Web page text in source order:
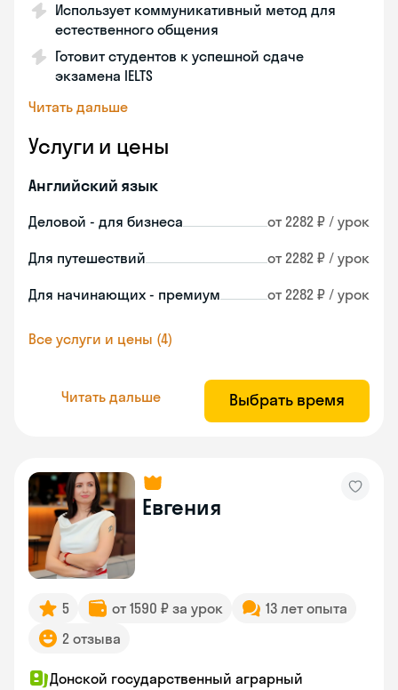
Использует коммуникативный метод для
естественного общения
Готовит студентов к успешной сдаче
экзамена IELTS
Читать дальше
Услуги и цены
Английский язык
Деловой - для бизнеса от 2282 ₽ / урок
Для путешествий от 2282 ₽ / урок
Для начинающих - премиум от 2282 ₽ / урок
Все услуги и цены (4)
Читать дальше Выбрать время
Евгения
5 от 1590 ₽ за урок
13 лет опыта
2 отзыва
Донской государственный аграрный